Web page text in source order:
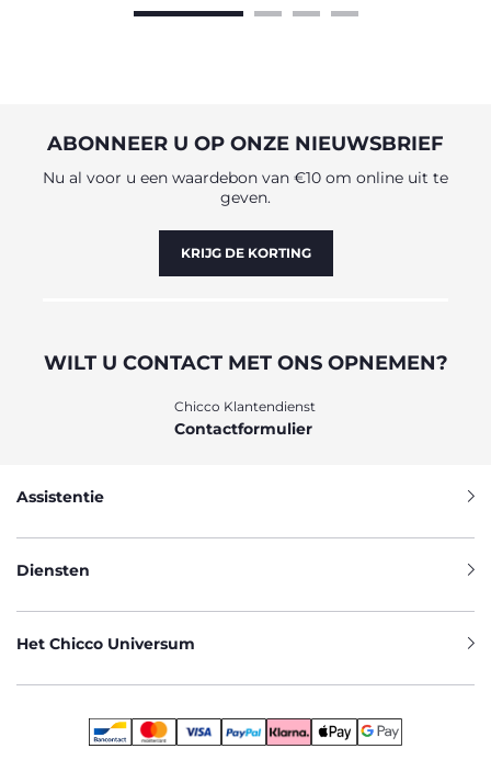
ABONNEER U OP ONZE NIEUWSBRIEF
Nu al voor u een waardebon van €10 om online uit te
geven.
KRIJG DE KORTING
WILT U CONTACT MET ONS OPNEMEN?
Chicco Klantendienst
Contactformulier
Assistentie
Diensten
Het Chicco Universum